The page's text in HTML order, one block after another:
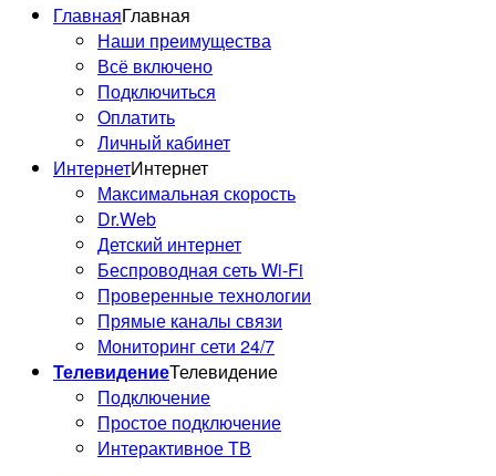
ГлавнаяГлавная
Наши преимущества
Всё включено
Подключиться
Оплатить
Личный кабинет
ИнтернетИнтернет
Максимальная скорость
Dr.Web
Детский интернет
Беспроводная сеть Wi-Fi
Проверенные технологии
Прямые каналы связи
Мониторинг сети 24/7
ТелевидениеТелевидение
Подключение
Простое подключение
Интерактивное ТВ